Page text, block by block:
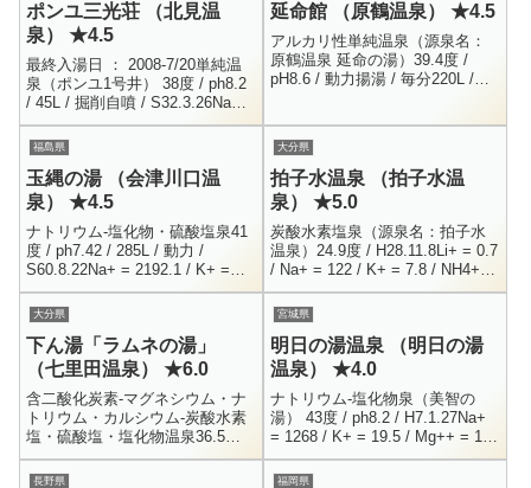
ポンユ三光荘 （北見温
泉） ★4.5
最終入湯日 ： 2008-7/20単純温
泉（ポンユ1号井） 38度 / ph8.2
/ 45L / 掘削自噴 / S32.3.26Na+ =
102.3 / K+ = 1.1 / ...
延命館 （原鶴温泉） ★4.5
アルカリ性単純温泉（源泉名：
原鶴温泉 延命の湯）39.4度 /
pH8.6 / 動力揚湯 / 毎分220L /
福島県
玉縄の湯 （会津川口温
泉） ★4.5
ナトリウム-塩化物・硫酸塩泉41
度 / ph7.42 / 285L / 動力 /
S60.8.22Na+ = 2192.1 / K+ =
12.8 / Mg++ = 22.5 / ...
大分県
拍子水温泉 （拍子水温
泉） ★5.0
炭酸水素塩泉（源泉名：拍子水
温泉）24.9度 / H28.11.8Li+ = 0.7
/ Na+ = 122 / K+ = 7.8 / NH4+ =
0.3 / Mg+ = 225...
大分県
下ん湯「ラムネの湯」
（七里田温泉） ★6.0
含二酸化炭素-マグネシウム・ナ
トリウム・カルシウム-炭酸水素
塩・硫酸塩・塩化物温泉36.5度 /
ph6.3 / 掘削自噴 / 毎分186L /
2023.4.19Li+ = 0....
宮城県
明日の湯温泉 （明日の湯
温泉） ★4.0
ナトリウム-塩化物泉（美智の
湯） 43度 / ph8.2 / H7.1.27Na+
= 1268 / K+ = 19.5 / Mg++ = 1.7
/ MH4+ = 0.5Ca++...
長野県 福岡県